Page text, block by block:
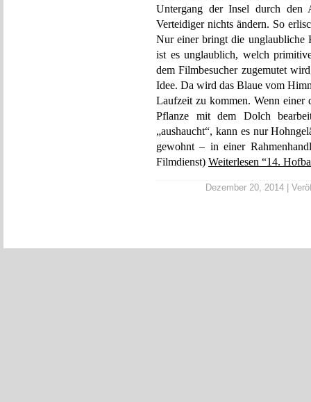
Untergang der Insel durch den
Verteidiger nichts ändern. So
Nur einer bringt die unglaubliche
ist es unglaublich, welch
dem Filmbesucher zugemutet
Idee. Da wird das Blaue vom
Laufzeit zu kommen. Wenn einer
Pflanze mit dem Dolch
„aushaucht“, kann es nur
gewohnt – in einer
Filmdienst) Weiterlesen “14.
Dezember 20, 2014 |